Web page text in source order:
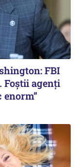
FBI
Foștii agenți